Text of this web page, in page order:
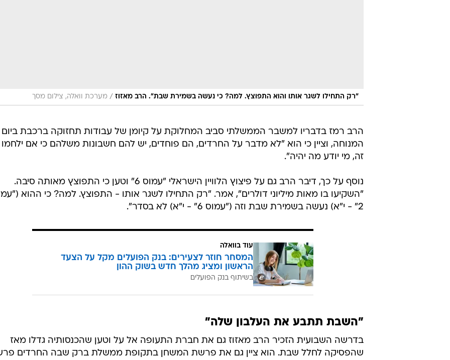
"רק התחילו לשגר אותו והוא התפוצץ. למה? כי נעשה בשמירת שבת". הרב מאזוז / מערכת וואלה, צילום מסך
הרב רמז בדבריו למשבר הממשלתי סביב המחלוקת על קיומן של עבודות תחזוקה ברכבת ביום
המנוחה, וציין כי הוא "לא מדבר על החרדים, הם פוחדים, יש להם חשבונות משלהם כי אם
זה, מי יודע מה יהיה".
נוסף על כך, דיבר הרב גם על פיצוץ הלוויין הישראלי "עמוס 6" וטען כי התפוצץ מאותה סיבה.
"השקיעו בו מאות מיליוני דולרים", אמר. "רק התחילו לשגר אותו - התפוצץ. למה? כי ההוא
2" - י"א) נעשה בשמירת שבת וזה ("עמוס 6" - י"א) לא בסדר".
עוד בוואלה
המסחר חוזר לצעירים: בנק הפועלים מקל על הצעד
הראשון ומציג מהלך חדש בשוק ההון
בשיתוף בנק הפועלים
"השבת תתבע את העלבון שלה"
בדרשה השבועית הזכיר הרב מאזוז גם את חברת התעופה אל על וטען שהכנסותיה גדלו מאז
שהפסיקה לחלל שבת. הוא ציין גם את פרשת המשחן בתקופת ממשלת ברק שבה החרדים